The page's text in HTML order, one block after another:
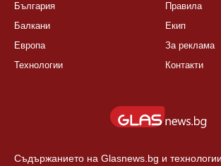
България
Балкани
Европа
Технологии
Правила
Екип
За реклама
Контакти
Съдържанието на Glasnews.bg и